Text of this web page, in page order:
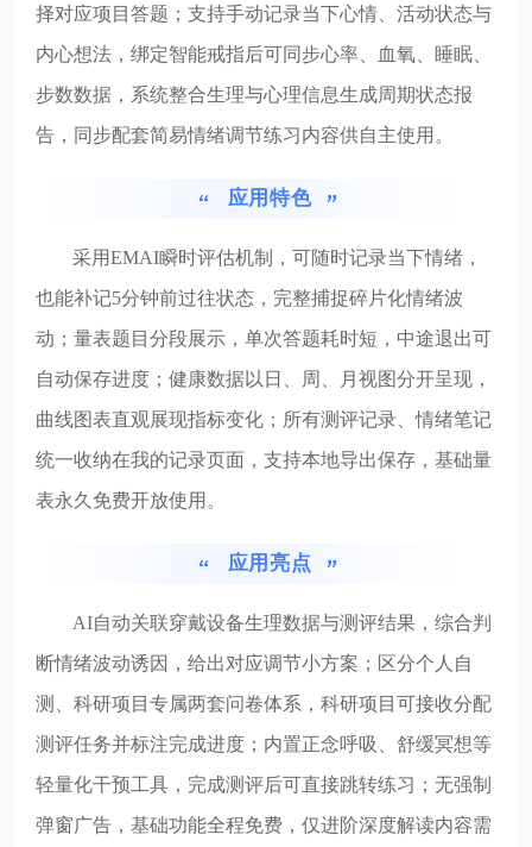
择对应项目答题；支持手动记录当下心情、活动状态与
内心想法，绑定智能戒指后可同步心率、血氧、睡眠、
步数数据，系统整合生理与心理信息生成周期状态报
告，同步配套简易情绪调节练习内容供自主使用。
应用特色
采用EMAI瞬时评估机制，可随时记录当下情绪，
也能补记5分钟前过往状态，完整捕捉碎片化情绪波
动；量表题目分段展示，单次答题耗时短，中途退出可
自动保存进度；健康数据以日、周、月视图分开呈现，
曲线图表直观展现指标变化；所有测评记录、情绪笔记
统一收纳在我的记录页面，支持本地导出保存，基础量
表永久免费开放使用。
应用亮点
AI自动关联穿戴设备生理数据与测评结果，综合判
断情绪波动诱因，给出对应调节小方案；区分个人自
测、科研项目专属两套问卷体系，科研项目可接收分配
测评任务并标注完成进度；内置正念呼吸、舒缓冥想等
轻量化干预工具，完成测评后可直接跳转练习；无强制
弹窗广告，基础功能全程免费，仅进阶深度解读内容需